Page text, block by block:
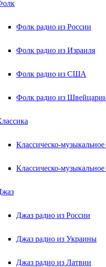
Фолк радио из России
Фолк радио из Израиля
Фолк радио из США
Фолк радио из
Классическо-
Классическо-
Джаз радио из России
Джаз радио из Украины
Джаз радио из Латвии